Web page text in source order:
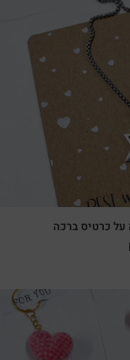
צפייה מהירה
על כרטיס ברכה